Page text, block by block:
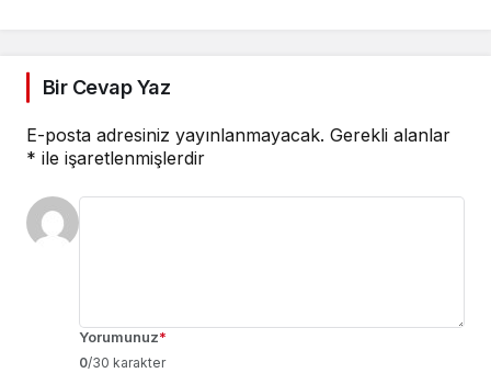
Bir Cevap Yaz
E-posta adresiniz yayınlanmayacak. Gerekli alanlar
* ile işaretlenmişlerdir
Yorumunuz*
0/30 karakter